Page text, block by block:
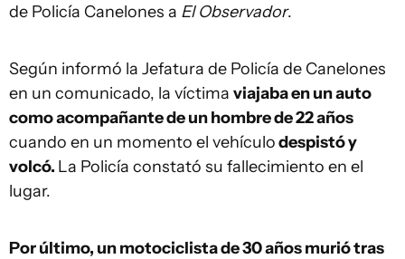
de Policía Canelones a El Observador.
Según informó la Jefatura de Policía de Canelones
en un comunicado, la víctima viajaba en un auto
como acompañante de un hombre de 22 años
cuando en un momento el vehículodespistó y
volcó. La Policía constató su fallecimiento en el
lugar.
Por último, un motociclista de 30 años murió tras